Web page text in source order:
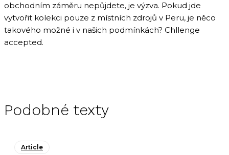
obchodním záměru nepůjdete, je výzva. Pokud jde
vytvořit kolekci pouze z místních zdrojů v Peru, je něco
takového možné i v našich podmínkách? Chllenge
accepted.
Podobné texty
Article